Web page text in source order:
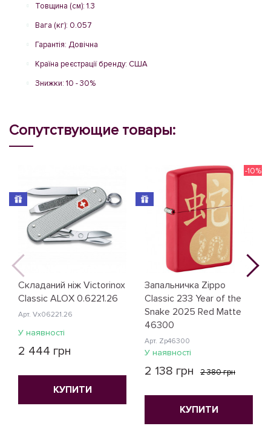
Товщина (см): 1.3
Вага (кг): 0.057
Гарантія: Довічна
Країна реєстрації бренду: США
Знижки: 10 - 30%
Сопутствующие товары:
Складаний ніж Victorinox
Classic ALOX 0.6221.26
Арт. Vx06221.26
У наявності
2 444 грн
КУПИТИ
Запальничка Zippo
Classic 233 Year of the
Snake 2025 Red Matte
46300
Арт. Zp46300
-10%
У наявності
2 138 грн 2 380 грн
КУПИТИ